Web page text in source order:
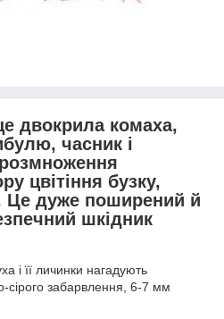
двокрила комаха,
часник і
розмноження
цвітіння бузку,
Це дуже поширений й
шкідник
і її личинки нагадують
сірого забарвлення, 6-7 мм